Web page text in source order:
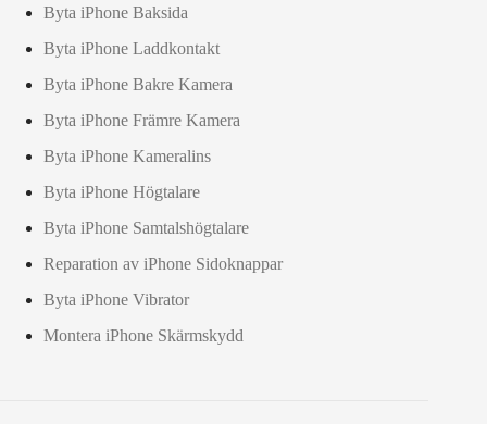
Byta iPhone Baksida
Byta iPhone Laddkontakt
Byta iPhone Bakre Kamera
Byta iPhone Främre Kamera
Byta iPhone Kameralins
Byta iPhone Högtalare
Byta iPhone Samtalshögtalare
Reparation av iPhone Sidoknappar
Byta iPhone Vibrator
Montera iPhone Skärmskydd